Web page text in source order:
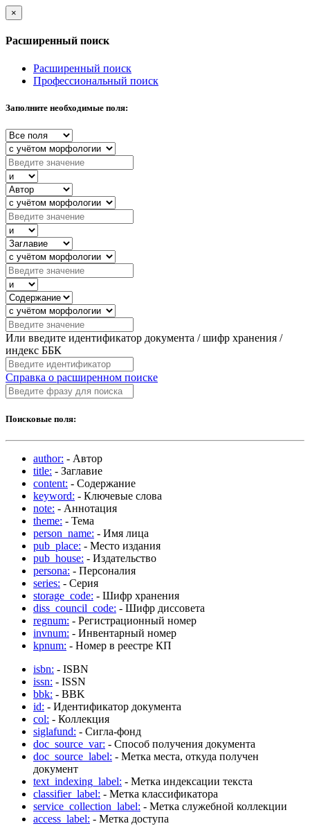
×
Расширенный поиск
Расширенный поиск
Профессиональный поиск
Заполните необходимые поля:
Или введите идентификатор документа / шифр хранения /
индекс ББК
Справка о расширенном поиске
Поисковые поля:
author: - Автор
title: - Заглавие
content: - Содержание
keyword: - Ключевые слова
note: - Аннотация
theme: - Тема
person_name: - Имя лица
pub_place: - Место издания
pub_house: - Издательство
persona: - Персоналия
series: - Серия
storage_code: - Шифр хранения
diss_council_code: - Шифр диссовета
regnum: - Регистрационный номер
invnum: - Инвентарный номер
kpnum: - Номер в реестре КП
isbn: - ISBN
issn: - ISSN
bbk: - BBK
id: - Идентификатор документа
col: - Коллекция
siglafund: - Сигла-фонд
doc_source_var: - Способ получения документа
doc_source_label: - Метка места, откуда получен
документ
text_indexing_label: - Метка индексации текста
classifier_label: - Метка классификатора
service_collection_label: - Метка служебной коллекции
access_label: - Метка доступа